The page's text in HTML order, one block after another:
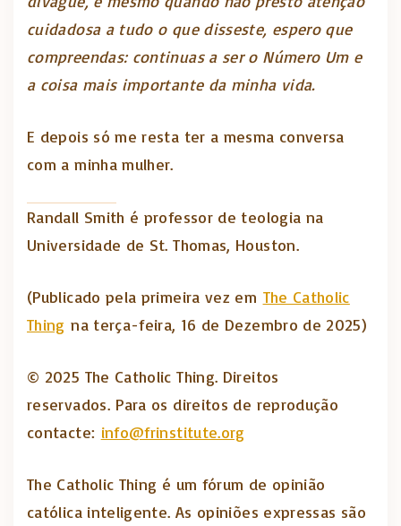
cuidadosa a tudo o que disseste, espero que
compreendas: continuas a ser o Número Um e
a coisa mais importante da minha vida.
E depois só me resta ter a mesma conversa
com a minha mulher.
Randall Smith é professor de teologia na
Universidade de St. Thomas, Houston.
(Publicado pela primeira vez em The Catholic
Thing na terça-feira, 16 de Dezembro de 2025)
© 2025 The Catholic Thing. Direitos
reservados. Para os direitos de reprodução
contacte: info@frinstitute.org
The Catholic Thing é um fórum de opinião
católica inteligente. As opiniões expressas são